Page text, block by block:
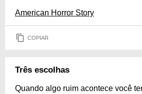
American Horror Story
COPIAR
Três escolhas
Quando algo ruim acontece você